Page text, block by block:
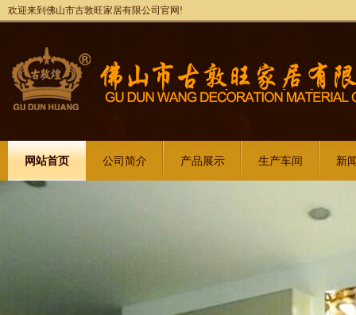
欢迎来到佛山市古敦旺家居有限公司官网!
网站首页 公司简介 产品展示 生产车间 新